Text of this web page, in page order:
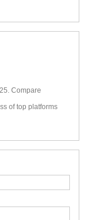
Compare
of top platforms